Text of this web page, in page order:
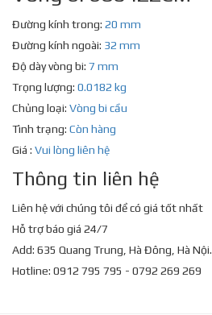
Đường kính trong: 20 mm
Đường kính ngoài: 32 mm
Độ dày vòng bi: 7 mm
Trọng lượng: 0.0182 kg
Chủng loại: Vòng bi cầu
Tình trạng: Còn hàng
Giá : Vui lòng liên hệ
Thông tin liên hệ
Liên hệ với chúng tôi để có giá tốt nhất
Hỗ trợ báo giá 24/7
Add: 635 Quang Trung, Hà Đông, Hà Nội.
Hotline: 0912 795 795 - 0792 269 269